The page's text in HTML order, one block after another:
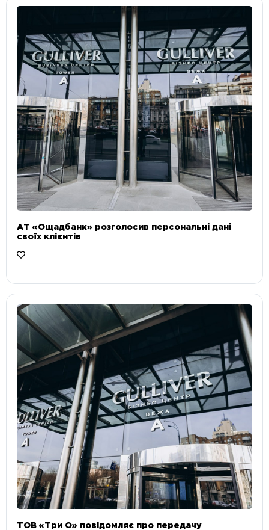
АТ «Ощадбанк» розголосив персональні дані
своїх клієнтів
ТОВ «Три О» повідомляє про передачу